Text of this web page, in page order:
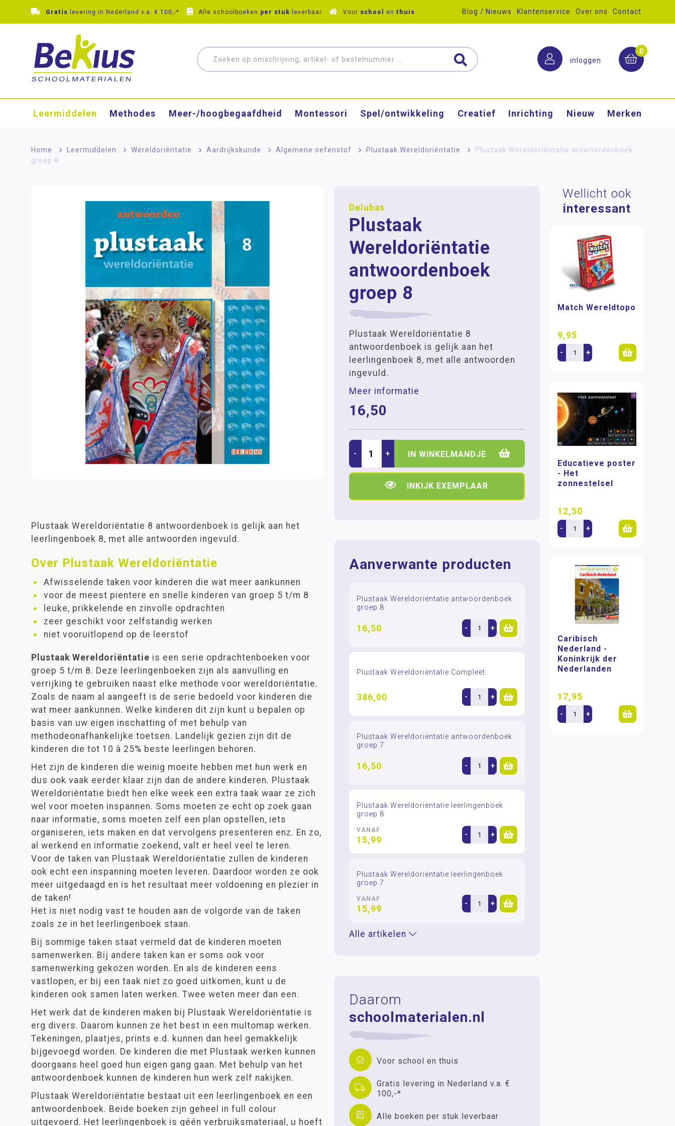
Gratis levering in Nederland v.a. € 100,-* Alle schoolboeken per stuk leverbaar Voor school en thuis Blog / Nieuws Klantenservice Over ons Contact
inloggen
0
Leermiddelen Methodes Meer-/hoog­begaafdheid Montessori Spel/ontwikkeling Creatief Inrichting Nieuw Merken
Home > Leermiddelen > Wereldoriëntatie > Aardrijkskunde > Algemene oefenstof > Plustaak Wereldoriëntatie >
Plustaak Wereldoriëntatie antwoordenboek
groep 8
Delubas
Plustaak
Wereldoriëntatie
antwoordenboek
groep 8
Plustaak Wereldoriëntatie 8
antwoordenboek is gelijk aan het
leerlingenboek 8, met alle antwoorden
ingevuld.
Meer informatie
16,50
- + IN WINKELMANDJE
INKIJK EXEMPLAAR
Aanverwante producten
Plustaak Wereldoriëntatie antwoordenboek
groep 8
16,50 - +
Plustaak Wereldoriëntatie Compleet
386,00 - +
Plustaak Wereldoriëntatie antwoordenboek
groep 7
16,50 - +
Plustaak Wereldoriëntatie leerlingenboek
groep 8
VANAF
15,99 - +
Plustaak Wereldoriëntatie leerlingenboek
groep 7
VANAF
15,99 - +
Alle artikelen
Daarom
schoolmaterialen.nl
Voor school en thuis
Gratis levering in Nederland v.a. €
100,-*
Alle boeken per stuk leverbaar
Plustaak Wereldoriëntatie 8 antwoordenboek is gelijk aan het
leerlingenboek 8, met alle antwoorden ingevuld.
Over Plustaak Wereldoriëntatie
Afwisselende taken voor kinderen die wat meer aankunnen
voor de meest pientere en snelle kinderen van groep 5 t/m 8
leuke, prikkelende en zinvolle opdrachten
zeer geschikt voor zelfstandig werken
niet vooruitlopend op de leerstof
Plustaak Wereldoriëntatie is een serie opdrachtenboeken voor
groep 5 t/m 8. Deze leerlingenboeken zijn als aanvulling en
verrijking te gebruiken naast elke methode voor wereldoriëntatie.
Zoals de naam al aangeeft is de serie bedoeld voor kinderen die
wat meer aankunnen. Welke kinderen dit zijn kunt u bepalen op
basis van uw eigen inschatting of met behulp van
methodeonafhankelijke toetsen. Landelijk gezien zijn dit de
kinderen die tot 10 à 25% beste leerlingen behoren.
Het zijn de kinderen die weinig moeite hebben met hun werk en
dus ook vaak eerder klaar zijn dan de andere kinderen. Plustaak
Wereldoriëntatie biedt hen elke week een extra taak waar ze zich
wel voor moeten inspannen. Soms moeten ze echt op zoek gaan
naar informatie, soms moeten zelf een plan opstellen, iets
organiseren, iets maken en dat vervolgens presenteren enz. En zo,
al werkend en informatie zoekend, valt er heel veel te leren.
Voor de taken van Plustaak Wereldoriëntatie zullen de kinderen
ook echt een inspanning moeten leveren. Daardoor worden ze ook
meer uitgedaagd en is het resultaat meer voldoening en plezier in
de taken!
Het is niet nodig vast te houden aan de volgorde van de taken
zoals ze in het leerlingenboek staan.
Bij sommige taken staat vermeld dat de kinderen moeten
samenwerken. Bij andere taken kan er soms ook voor
samenwerking gekozen worden. En als de kinderen eens
vastlopen, er bij een taak niet zo goed uitkomen, kunt u de
kinderen ook samen laten werken. Twee weten meer dan een.
Het werk dat de kinderen maken bij Plustaak Wereldoriëntatie is
erg divers. Daarom kunnen ze het best in een multomap werken.
Tekeningen, plaatjes, prints e.d. kunnen dan heel gemakkelijk
bijgevoegd worden. De kinderen die met Plustaak werken kunnen
doorgaans heel goed hun eigen gang gaan. Met behulp van het
antwoordenboek kunnen de kinderen hun werk zelf nakijken.
Plustaak Wereldoriëntatie bestaat uit een leerlingenboek en een
antwoordenboek. Beide boeken zijn geheel in full colour
uitgevoerd. Het leerlingenboek is géén verbruiksmateriaal, u hoeft
Wellicht ook
interessant
Match Wereldtopo
9,95
- +
Educatieve poster
- Het
zonnestelsel
12,50
- +
Caribisch
Nederland -
Koninkrijk der
Nederlanden
17,95
- +